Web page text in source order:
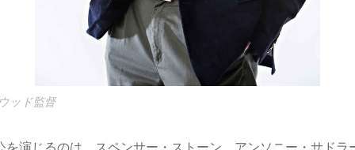
ッド監督
演じるのは、スペンサー・ストーン、アンソニー・サドラ